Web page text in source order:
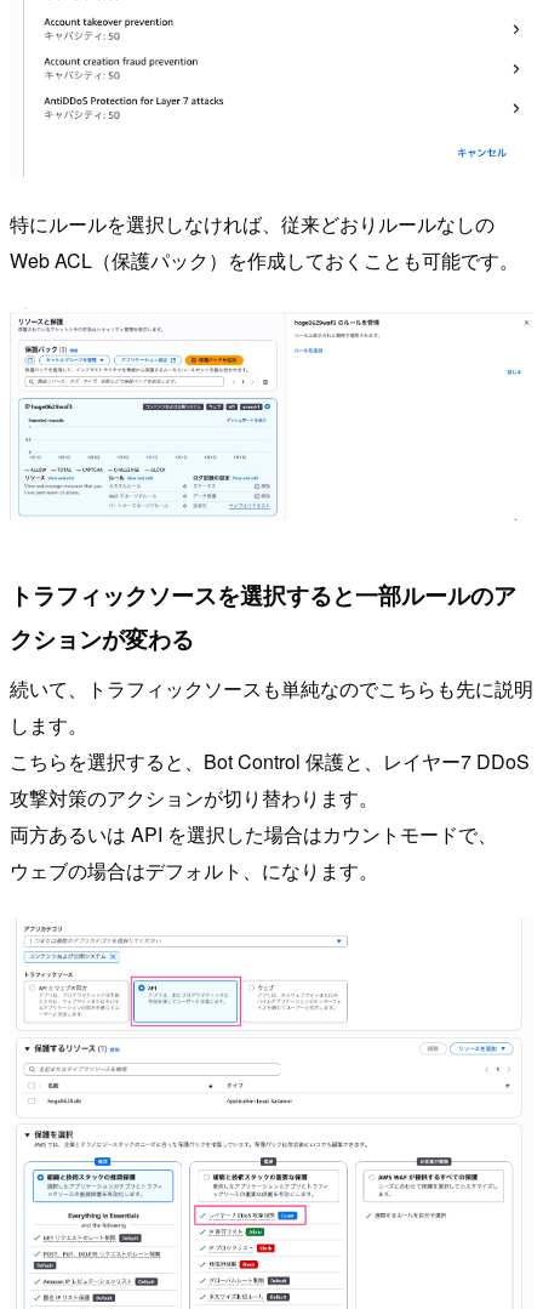
特にルールを選択しなければ、従来どおりルールなしの
Web ACL（保護パック）を作成しておくことも可能です。
トラフィックソースを選択すると一部ルールのア
クションが変わる
続いて、トラフィックソースも単純なのでこちらも先に説明
します。
こちらを選択すると、Bot Control 保護と、レイヤー7 DDoS
攻撃対策のアクションが切り替わります。
両方あるいは API を選択した場合はカウントモードで、
ウェブの場合はデフォルト、になります。